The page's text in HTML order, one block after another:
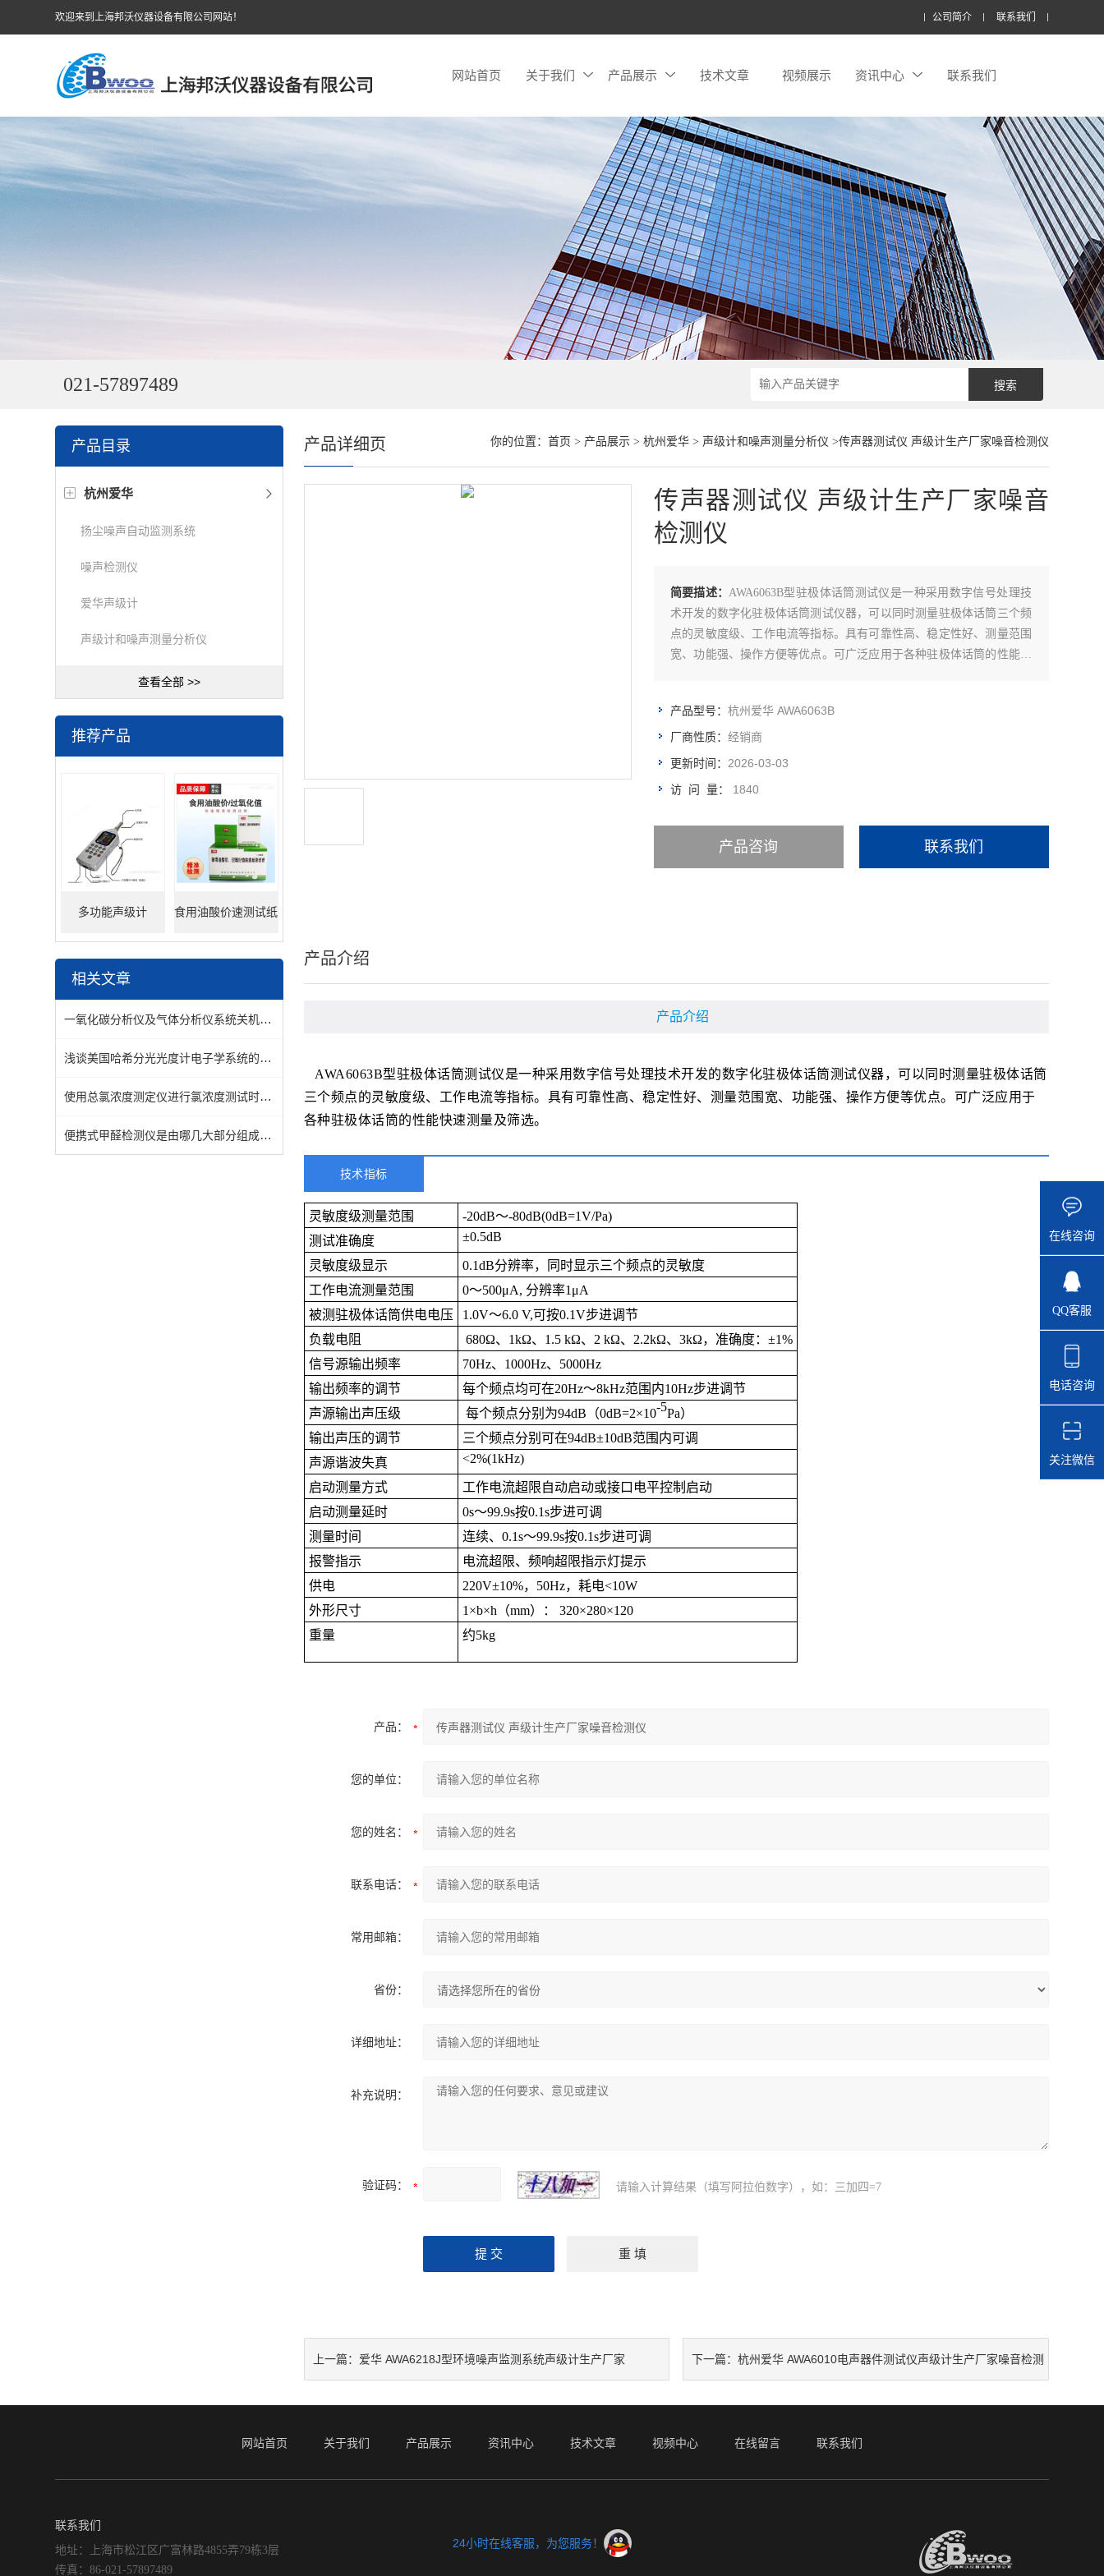
欢迎来到上海邦沃仪器设备有限公司网站！ 公司简介 联系我们
网站首页 关于我们 产品展示 技术文章 视频展示 资讯中心 联系我们
021-57897489
产品目录
杭州爱华
扬尘噪声自动监测系统
噪声检测仪
爱华声级计
声级计和噪声测量分析仪
查看全部 >>
推荐产品
多功能声级计 食用油酸价速测试纸
相关文章
一氧化碳分析仪及气体分析仪系统关机封存方法
浅谈美国哈希分光光度计电子学系统的重要性
使用总氯浓度测定仪进行氯浓度测试时，需要注意以下事项
便携式甲醛检测仪是由哪几大部分组成的呢？
你的位置： 首页 > 产品展示> 杭州爱华> 声级计和噪声测量分析仪 >传声器测试仪 声级计生产厂家噪音检测仪
产品详细页
传声器测试仪 声级计生产厂家噪音
检测仪
简要描述： AWA6063B型驻极体话筒测试仪是一种采用数字信号处理技
术开发的数字化驻极体话筒测试仪器，可以同时测量驻极体话筒三个频
点的灵敏度级、工作电流等指标。具有可靠性高、稳定性好、测量范围
宽、功能强、操作方便等优点。可广泛应用于各种驻极体话筒的性能快
产品型号： 杭州爱华 AWA6063B
厂商性质： 经销商
更新时间： 2026-03-03
访 问 量： 1840
产品咨询 联系我们
产品介绍
产品介绍
AWA6063B型驻极体话筒测试仪是一种采用数字信号处理技术开发的数字化驻极体话筒测试仪器，可以同时测量驻极体话筒
三个频点的灵敏度级、工作电流等指标。具有可靠性高、稳定性好、测量范围宽、功能强、操作方便等优点。可广泛应用于
各种驻极体话筒的性能快速测量及筛选。
技术指标
灵敏度级测量范围
-20dB～-80dB(0dB=1V/Pa)
测试准确度
±0.5dB
灵敏度级显示 0.1dB分辨率，同时显示三个频点的灵敏度
工作电流测量范围
0～500μA, 分辨率1 μA
被测驻极体话筒供电电压
1.0V～6.0 V,可按0.1V步进调节
负载电阻
680Ω、 1kΩ、 1.5 kΩ、 2 kΩ、 2.2kΩ、 3kΩ，准确度：±1%
信号源输出频率
70Hz、 1000Hz、 5000Hz
输出频率的调节
每个频点均可在20Hz～8kHz范围内10Hz步进调节
声源输出声压级
每个频点分别为94dB （0dB=2×10-5Pa）
输出声压的调节
三个频点分别可在94dB±10dB范围内可调
声源谐波失真
<2%(1kHz)
启动测量方式
工作电流超限自动启动或接口电平控制启动
启动测量延时
0s～99.9s按0.1s步进可调
测量时间
连续、 0.1s～99.9s按0.1s步进可调
报警指示
电流超限、频响超限指示灯提示
供电
220V±10%， 50Hz，耗电<10W
外形尺寸
1 ×b×h （mm）： 320×280×1 20
重量
约5kg
产品：
您的单位：
您的姓名：
联系电话：
常用邮箱：
省份：
详细地址：
补充说明：
验证码： 请输入计算结果（填写阿拉伯数字），如：三加四=7
上一篇： 爱华 AWA6218J型环境噪声监测系统声级计生产厂家 下一篇：杭州爱华 AWA6010电声器件测试仪声级计生产厂家噪音检测
网站首页 关于我们 产品展示 资讯中心 技术文章 视频中心 在线留言 联系我们
联系我们
地址：上海市松江区广富林路4855弄79栋3层
传真：86-021-57897489
24小时在线客服，为您服务！
在线咨询
QQ客服
电话咨询
关注微信